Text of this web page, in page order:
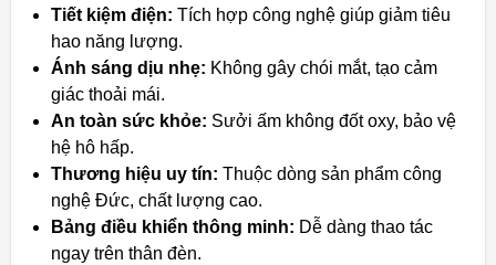
Tiết kiệm điện: Tích hợp công nghệ giúp giảm tiêu
hao năng lượng.
Ánh sáng dịu nhẹ: Không gây chói mắt, tạo cảm
giác thoải mái.
An toàn sức khỏe: Sưởi ấm không đốt oxy, bảo vệ
hệ hô hấp.
Thương hiệu uy tín: Thuộc dòng sản phẩm công
nghệ Đức, chất lượng cao.
Bảng điều khiển thông minh: Dễ dàng thao tác
ngay trên thân đèn.